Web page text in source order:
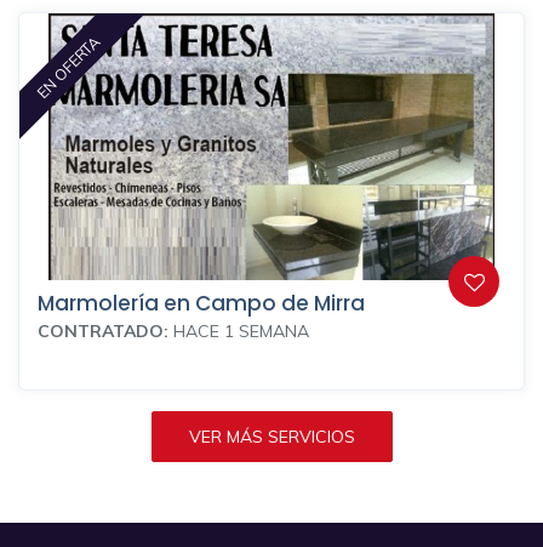
EN OFERTA
Marmolería en Campo de Mirra
CONTRATADO: HACE 1 SEMANA
VER MÁS SERVICIOS